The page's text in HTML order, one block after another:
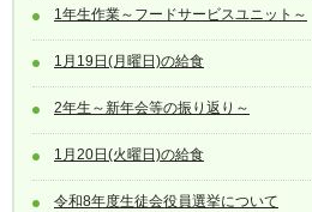
1年生作業～フードサービスユニット～
1月19日(月曜日)の給食
2年生～新年会等の振り返り～
1月20日(火曜日)の給食
令和8年度生徒会役員選挙について